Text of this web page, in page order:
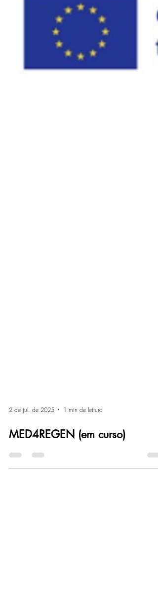
2 de jul. de 2025 1 min de leitura
MED4REGEN (em curso)